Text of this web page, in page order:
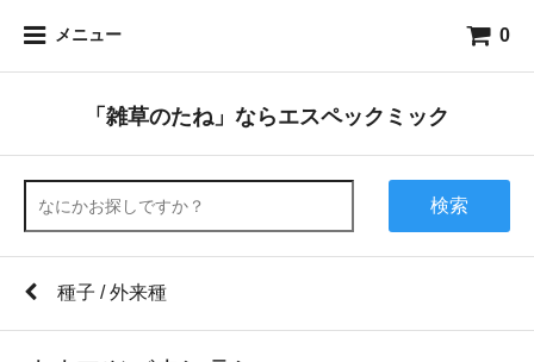
メニュー 0
「雑草のたね」ならエスペックミック
検索
種子 / 外来種